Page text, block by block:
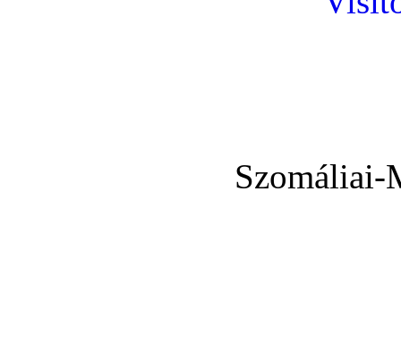
Szomáliai-